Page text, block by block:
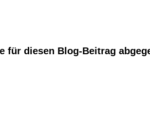
für diesen Blog-Beitrag